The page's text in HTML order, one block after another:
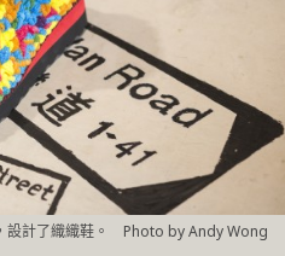
設計了織織鞋。 Photo by Andy Wong